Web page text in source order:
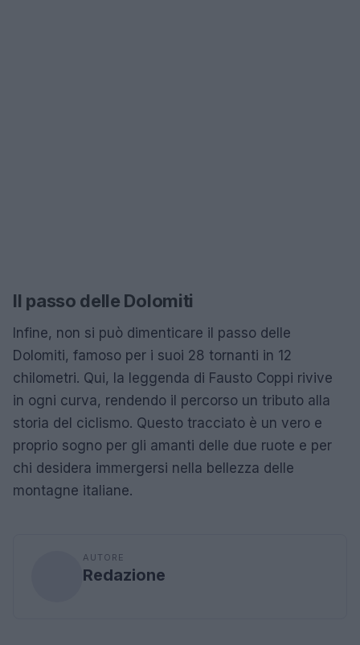
Il passo delle Dolomiti
Infine, non si può dimenticare il passo delle
Dolomiti, famoso per i suoi 28 tornanti in 12
chilometri. Qui, la leggenda di Fausto Coppi rivive
in ogni curva, rendendo il percorso un tributo alla
storia del ciclismo. Questo tracciato è un vero e
proprio sogno per gli amanti delle due ruote e per
chi desidera immergersi nella bellezza delle
montagne italiane.
AUTORE
Redazione